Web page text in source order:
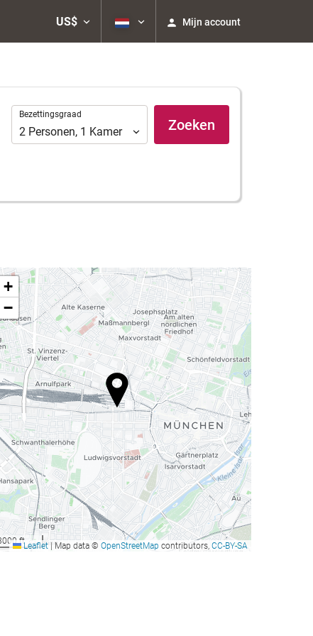
US$ Mijn account
Bezettingsgraad
Bezettingsgraad
2 Personen, 1 Kamer Zoeken
+
−
ftLeaflet Map data © OpenStreetMap contributors, CC-BY-SA